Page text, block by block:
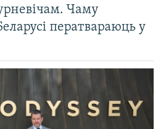
Чаму
ператвараюць у